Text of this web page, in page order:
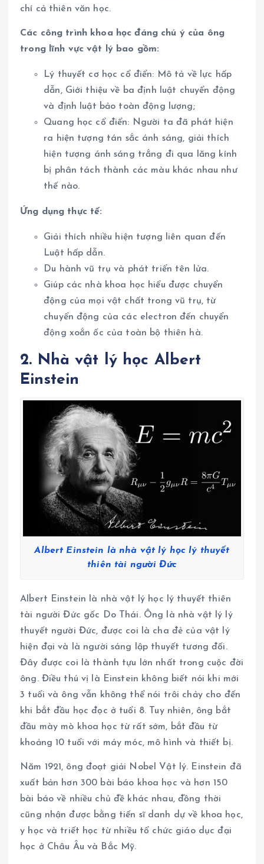
chí cả thiên văn học.
Các công trình khoa học đáng chú ý của ông
trong lĩnh vực vật lý bao gồm:
Lý thuyết cơ học cổ điển: Mô tả về lực hấp
dẫn, Giới thiệu về ba định luật chuyển động
và định luật bảo toàn động lượng;
Quang học cổ điển: Người ta đã phát hiện
ra hiện tượng tán sắc ánh sáng, giải thích
hiện tượng ánh sáng trắng đi qua lăng kính
bị phân tách thành các màu khác nhau như
thế nào.
Ứng dụng thực tế:
Giải thích nhiều hiện tượng liên quan đến
Luật hấp dẫn.
Du hành vũ trụ và phát triển tên lửa.
Giúp các nhà khoa học hiểu được chuyển
động của mọi vật chất trong vũ trụ, từ
chuyển động của các electron đến chuyển
động xoắn ốc của toàn bộ thiên hà.
2. Nhà vật lý học Albert
Einstein
Albert Einstein là nhà vật lý học lý thuyết
thiên tài người Đức
Albert Einstein là nhà vật lý học lý thuyết thiên
tài người Đức gốc Do Thái. Ông là nhà vật lý lý
thuyết người Đức, được coi là cha đẻ của vật lý
hiện đại và là người sáng lập thuyết tương đối.
Đây được coi là thành tựu lớn nhất trong cuộc đời
ông. Điều thú vị là Einstein không biết nói khi mới
3 tuổi và ông vẫn không thể nói trôi chảy cho đến
khi bắt đầu học đọc ở tuổi 8. Tuy nhiên, ông bắt
đầu mày mò khoa học từ rất sớm, bắt đầu từ
khoảng 10 tuổi với máy móc, mô hình và thiết bị.
Năm 1921, ông đoạt giải Nobel Vật lý. Einstein đã
xuất bản hơn 300 bài báo khoa học và hơn 150
bài báo về nhiều chủ đề khác nhau, đồng thời
cũng nhận được bằng tiến sĩ danh dự về khoa học,
y học và triết học từ nhiều tổ chức giáo dục đại
học ở Châu Âu và Bắc Mỹ.